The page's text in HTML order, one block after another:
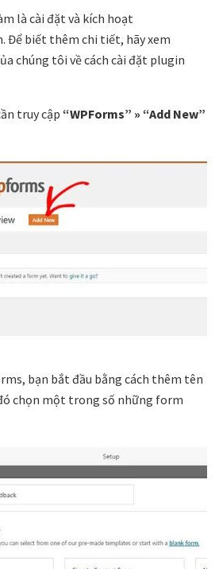
là cài đặt và kích hoạt
Để biết thêm chi tiết, hãy xem
chúng tôi về cách cài đặt plugin
truy cập “WPForms” » “Add New”
bạn bắt đầu bằng cách thêm tên
chọn một trong số những form